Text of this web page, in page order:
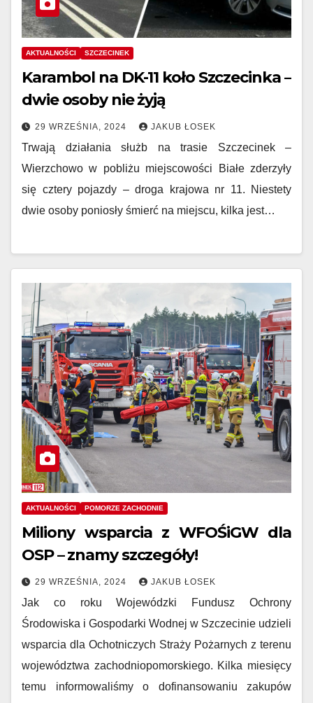
AKTUALNOŚCI SZCZECINEK
Karambol na DK-11 koło Szczecinka –
dwie osoby nie żyją
29 WRZEŚNIA, 2024 JAKUB ŁOSEK
Trwają działania służb na trasie Szczecinek –
Wierzchowo w pobliżu miejscowości Białe zderzyły
się cztery pojazdy – droga krajowa nr 11. Niestety
dwie osoby poniosły śmierć na miejscu, kilka jest…
AKTUALNOŚCI POMORZE ZACHODNIE
Miliony wsparcia z WFOŚiGW dla
OSP – znamy szczegóły!
29 WRZEŚNIA, 2024 JAKUB ŁOSEK
Jak co roku Wojewódzki Fundusz Ochrony
Środowiska i Gospodarki Wodnej w Szczecinie udzieli
wsparcia dla Ochotniczych Straży Pożarnych z terenu
województwa zachodniopomorskiego. Kilka miesięcy
temu informowaliśmy o dofinansowaniu zakupów